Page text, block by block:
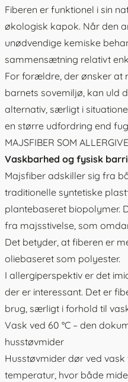
Fiberen er funktionel i sin
økologisk kapok. Når den
unødvendige kemiske
sammensætning relativt
For forældre, der ønsker at
barnets sovemiljø, kan uld
alternativ, særligt i
en større udfordring end
MAJSFIBER SOM
Vaskbarhed og fysisk
Majsfiber adskiller sig fra
traditionelle syntetiske
plantebaseret biopolymer.
fra majsstivelse, som
Det betyder, at fiberen er
oliebaseret som polyester.
I allergiperspektiv er det
der er interessant. Det er
brug, særligt i forhold til
Vask ved 60 °C – den
husstøvmider
Husstøvmider dør ved vask
temperatur, hvor både